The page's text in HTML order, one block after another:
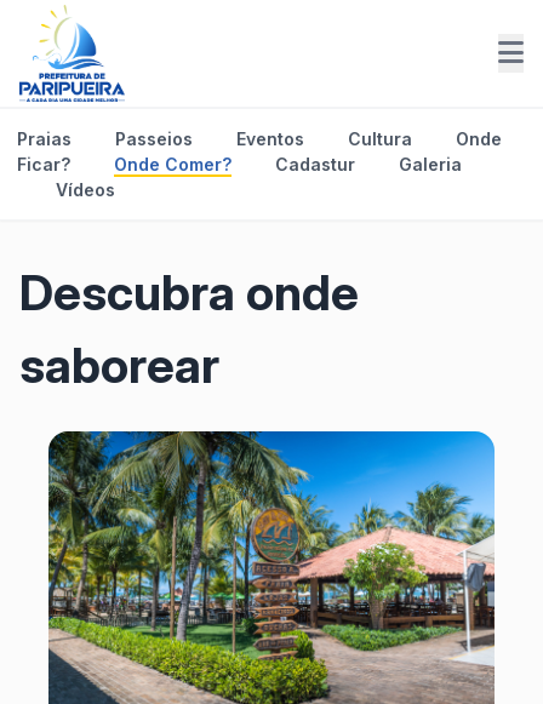
Praias Passeios Eventos Cultura
Onde
Ficar?
Onde Comer? Cadastur
Galeria
Vídeos
Descubra onde
saborear